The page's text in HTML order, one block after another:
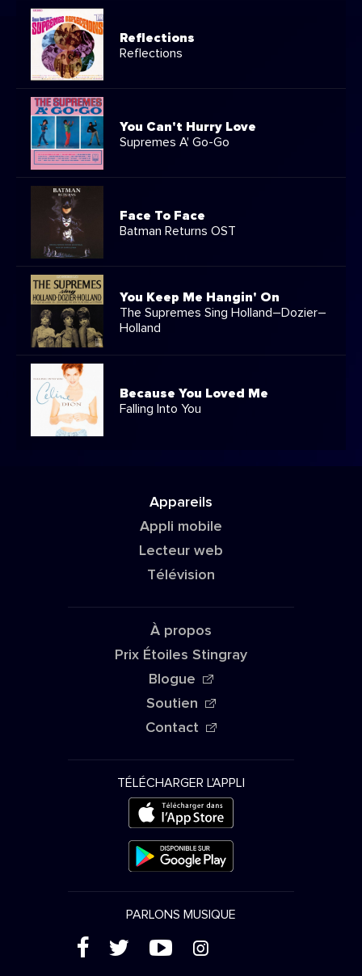
Reflections
Reflections
You Can't Hurry Love
Supremes A' Go-Go
Face To Face
Batman Returns OST
You Keep Me Hangin' On
The Supremes Sing Holland–Dozier–
Holland
Because You Loved Me
Falling Into You
Appareils
Appli mobile
Lecteur web
Télévision
À propos
Prix Étoiles Stingray
Blogue
Soutien
Contact
TÉLÉCHARGER L'APPLI
PARLONS MUSIQUE
( ' + &